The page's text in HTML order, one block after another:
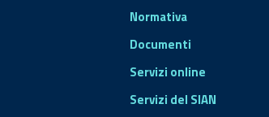
Normativa
Documenti
Servizi online
Servizi del SIAN